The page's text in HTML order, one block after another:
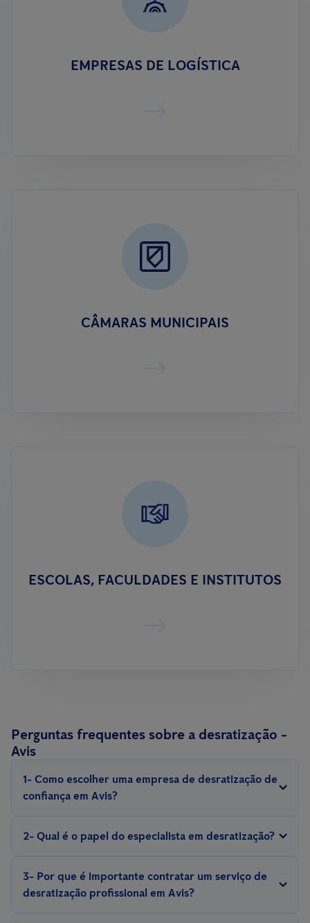
EMPRESAS DE LOGÍSTICA
CÂMARAS MUNICIPAIS
ESCOLAS, FACULDADES E INSTITUTOS
Perguntas frequentes sobre a desratização -
Avis
1- Como escolher uma empresa de desratização de
confiança em Avis?
ofereçam garantias para o serviço.
2- Qual é o papel do especialista em desratização?
identifica pontos críticos, avalia a gravidade da infestação e
3- Por que é importante contratar um serviço de
desratização profissional em Avis?